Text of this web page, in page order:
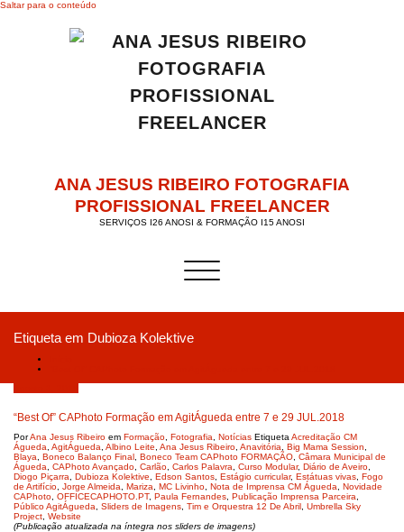
Saltar para o conteúdo
ANA JESUS RIBEIRO FOTOGRAFIA
PROFISSIONAL FREELANCER
SERVIÇOS I26 ANOSI & FORMAÇÃO I15 ANOSI
Alternar a navegação
Etiqueta em Dubioza Kolektive
“Best Of” CAPhoto Formação em AgitÁgueda entre 7 e 29 JUL.2018
PorAna Jesus Ribeiro em Formação Fotografia Notícias Etiqueta Acreditação CM
Águeda AgitÁgueda Albino Leite Ana Jesus Ribeiro Anavitória Big Mama Session
Blaya
Boneco Balanço Final Boneco Team CAPhoto FORMAÇÃO Câmara Municipal de
Águeda
CAPhoto Avançado Carlão Carlos Palavra Curso Modular, Diário de Aveiro
Diogo Piçarra
Dubioza Kolektive Edson Santos Estágio curricular, Estátuas vivas Fogo
de Artifício Jorge Almeida Mariza MC Livinho Nota de Imprensa CM Águeda
Novidade
CAPhoto OFFICECAPHOTO.PT, Paula Fernandes Publicação Imprensa Parceira
Público AgitÁgueda
Sliders de Imagens Tim e Orquestra 12 De Abril Umbrella Sky
Project Website
(Publicação atualizada na íntegra nos sliders de imagens)